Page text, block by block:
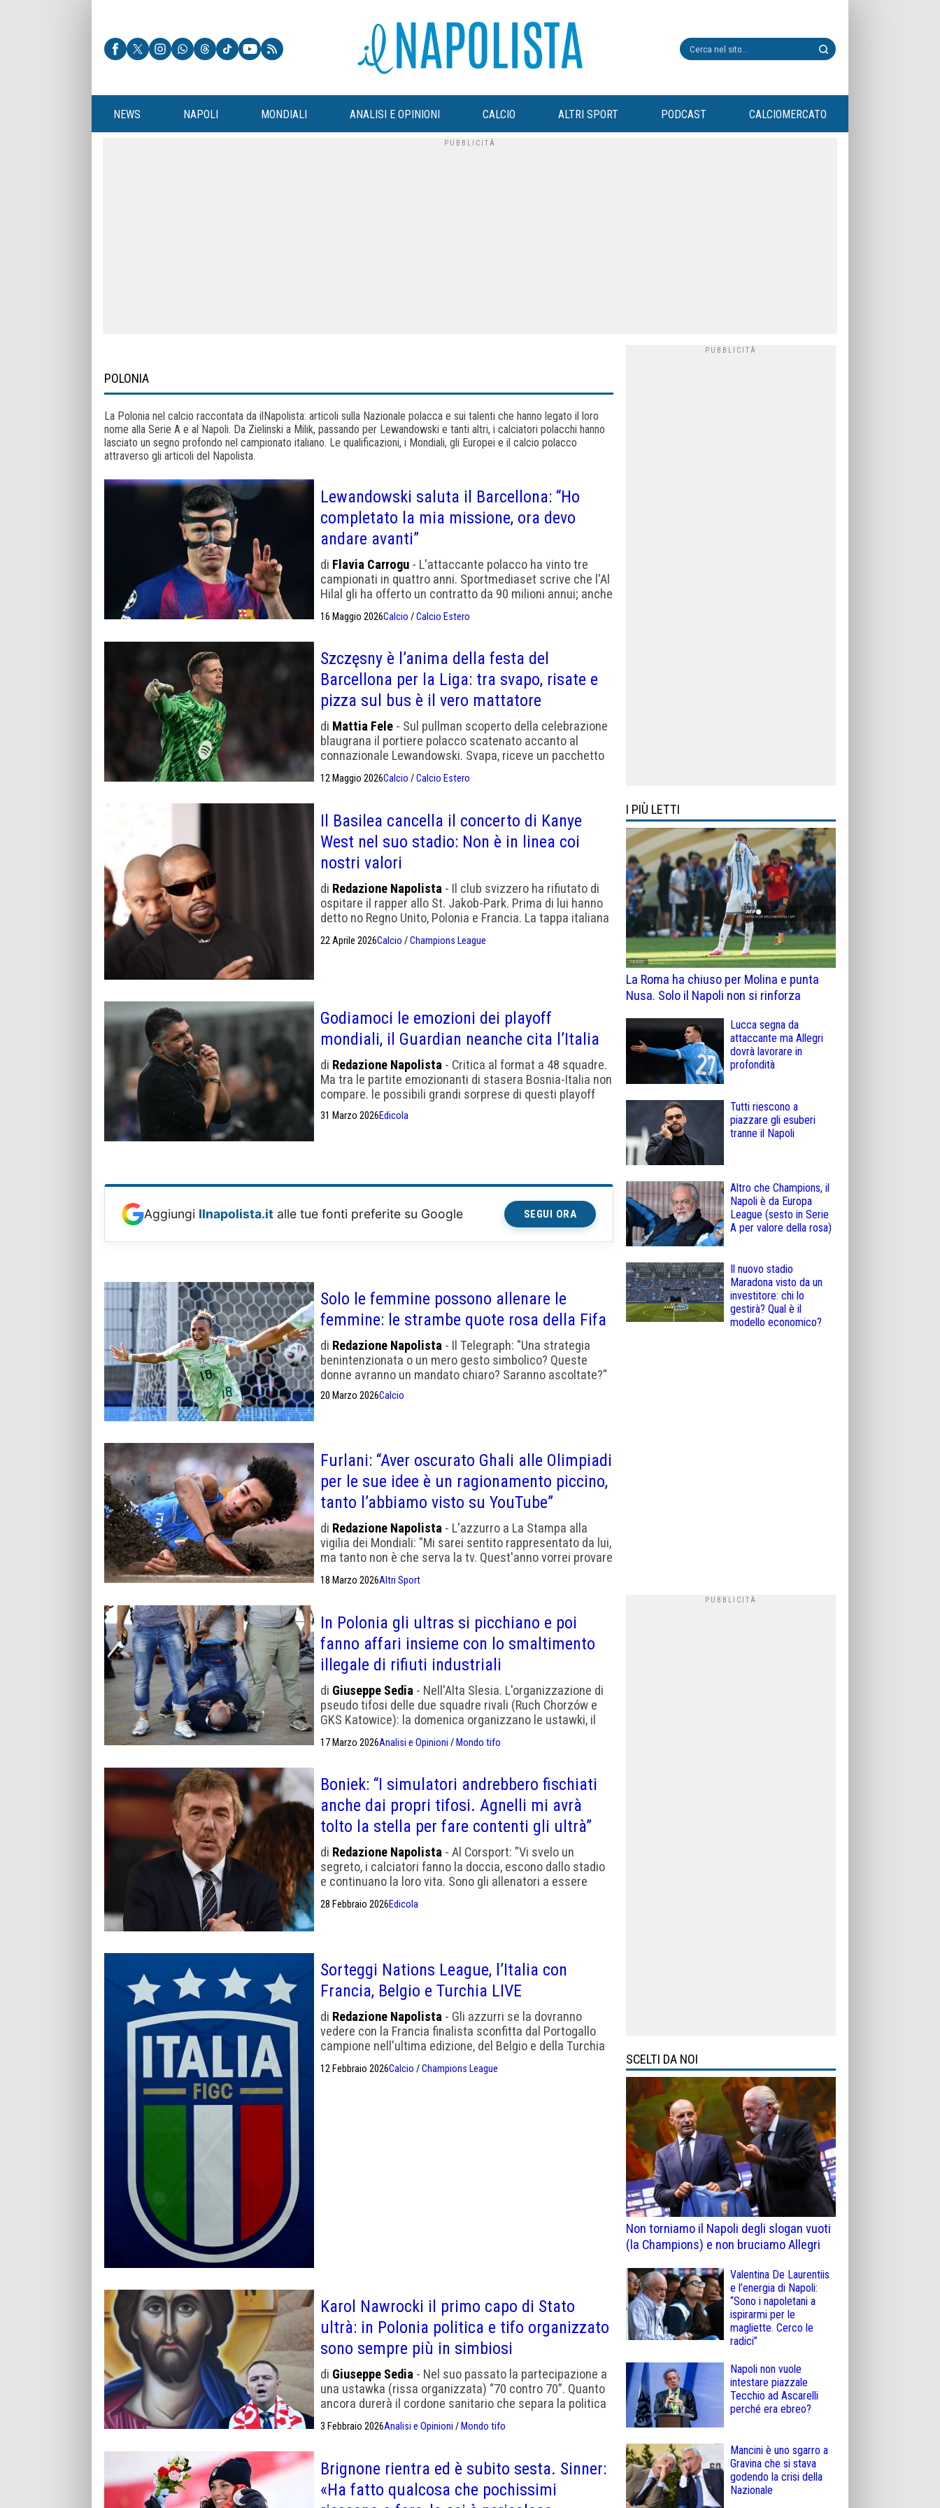
NEWS NAPOLI MONDIALI ANALISI E OPINIONI CALCIO ALTRI SPORT PODCAST CALCIOMERCATO
POLONIA
La Polonia nel calcio raccontata da ilNapolista: articoli sulla Nazionale polacca e sui talenti che hanno legato il loro
nome alla Serie A e al Napoli. Da Zielinski a Milik, passando per Lewandowski e tanti altri, i calciatori polacchi hanno
lasciato un segno profondo nel campionato italiano. Le qualificazioni, i Mondiali, gli Europei e il calcio polacco
attraverso gli articoli del Napolista.
Lewandowski saluta il Barcellona: “Ho
completato la mia missione, ora devo
andare avanti”
di Flavia Carrogu - L'attaccante polacco ha vinto tre
campionati in quattro anni. Sportmediaset scrive che l'Al
Hilal gli ha offerto un contratto da 90 milioni annui; anche
16 Maggio 2026Calcio /Calcio Estero
Szczęsny è l’anima della festa del
Barcellona per la Liga: tra svapo, risate e
pizza sul bus è il vero mattatore
di Mattia Fele - Sul pullman scoperto della celebrazione
blaugrana il portiere polacco scatenato accanto al
connazionale Lewandowski. Svapa, riceve un pacchetto
di sigarette da un tifoso, sventola la bandiera della
Polonia e divide pizza e gelati con la squadra.
12 Maggio 2026Calcio /Calcio Estero
Il Basilea cancella il concerto di Kanye
West nel suo stadio: Non è in linea coi
nostri valori
di Redazione Napolista - Il club svizzero ha rifiutato di
ospitare il rapper allo St. Jakob-Park. Prima di lui hanno
detto no Regno Unito, Polonia e Francia. La tappa italiana
22 Aprile 2026Calcio /Champions League
Godiamoci le emozioni dei playoff
mondiali, il Guardian neanche cita l’Italia
di Redazione Napolista - Critica al format a 48 squadre.
Ma tra le partite emozionanti di stasera Bosnia-Italia non
compare. le possibili grandi sorprese di questi playoff
31 Marzo 2026Edicola
Aggiungi Ilnapolista.it alle tue fonti preferite su Google SEGUI ORA
Solo le femmine possono allenare le
femmine: le strambe quote rosa della Fifa
di Redazione Napolista - Il Telegraph: "Una strategia
benintenzionata o un mero gesto simbolico? Queste
donne avranno un mandato chiaro? Saranno ascoltate?"
20 Marzo 2026Calcio
Furlani: “Aver oscurato Ghali alle Olimpiadi
per le sue idee è un ragionamento piccino,
tanto l’abbiamo visto su YouTube”
di Redazione Napolista - L'azzurro a La Stampa alla
vigilia dei Mondiali: "Mi sarei sentito rappresentato da lui,
ma tanto non è che serva la tv. Quest'anno vorrei provare
18 Marzo 2026Altri Sport
In Polonia gli ultras si picchiano e poi
fanno affari insieme con lo smaltimento
illegale di rifiuti industriali
di Giuseppe Sedia - Nell'Alta Slesia. L'organizzazione di
pseudo tifosi delle due squadre rivali (Ruch Chorzów e
GKS Katowice): la domenica organizzano le ustawki, il
scoperti
17 Marzo 2026Analisi e Opinioni / Mondo tifo
Boniek: “I simulatori andrebbero fischiati
anche dai propri tifosi. Agnelli mi avrà
tolto la stella per fare contenti gli ultrà”
di Redazione Napolista - Al Corsport: "Vi svelo un
segreto, i calciatori fanno la doccia, escono dallo stadio
e continuano la loro vita. Sono gli allenatori a essere
stressati. Spalletti avrà dormito male"
28 Febbraio 2026Edicola
Sorteggi Nations League, l’Italia con
Francia, Belgio e Turchia LIVE
di Redazione Napolista - Gli azzurri se la dovranno
vedere con la Francia finalista sconfitta dal Portogallo
campione nell'ultima edizione, del Belgio e della Turchia
12 Febbraio 2026Calcio /Champions League
Karol Nawrocki il primo capo di Stato
ultrà: in Polonia politica e tifo organizzato
sono sempre più in simbiosi
di Giuseppe Sedia - Nel suo passato la partecipazione a
una ustawka (rissa organizzata) “70 contro 70”. Quanto
ancora durerà il cordone sanitario che separa la politica
3 Febbraio 2026Analisi e Opinioni / Mondo tifo
Brignone rientra ed è subito sesta. Sinner:
«Ha fatto qualcosa che pochissimi
I PIÙ LETTI
La Roma ha chiuso per Molina e punta
Nusa. Solo il Napoli non si rinforza
Lucca segna da
attaccante ma Allegri
dovrà lavorare in
profondità
Tutti riescono a
piazzare gli esuberi
tranne il Napoli
Altro che Champions, il
Napoli è da Europa
League (sesto in Serie
A per valore della rosa)
Il nuovo stadio
Maradona visto da un
investitore: chi lo
gestirà? Qual è il
modello economico?
SCELTI DA NOI
Non torniamo il Napoli degli slogan vuoti
(la Champions) e non bruciamo Allegri
Valentina De Laurentiis
e l’energia di Napoli:
“Sono i napoletani a
ispirarmi per le
magliette. Cerco le
radici”
Napoli non vuole
intestare piazzale
Tecchio ad Ascarelli
perché era ebreo?
Mancini è uno sgarro a
Gravina che si stava
godendo la crisi della
Nazionale